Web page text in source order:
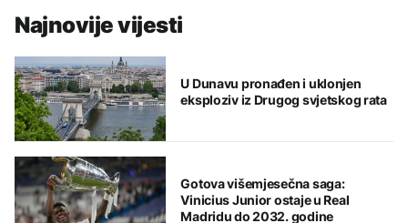
Najnovije vijesti
U Dunavu pronađen i uklonjen
eksploziv iz Drugog svjetskog rata
Gotova višemjesečna saga:
Vinicius Junior ostaje u Real
Madridu do 2032. godine